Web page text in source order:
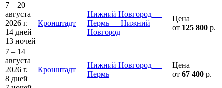
7 – 20
августа
2026 г.
14 дней
13 ночей
Кронштадт
Нижний Новгород —
Пермь — Нижний
Новгород
Цена
от 125 800 р.
7 – 14
августа
2026 г.
8 дней
Кронштадт
Нижний Новгород —
Пермь
Цена
от 67 400 р.